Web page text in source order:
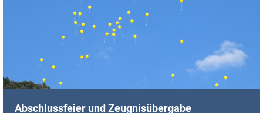
Abschlussfeier und Zeugnisübergabe